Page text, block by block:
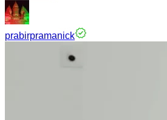
prabirpramanick